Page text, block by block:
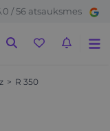
/ 56 atsauksmes
R 350